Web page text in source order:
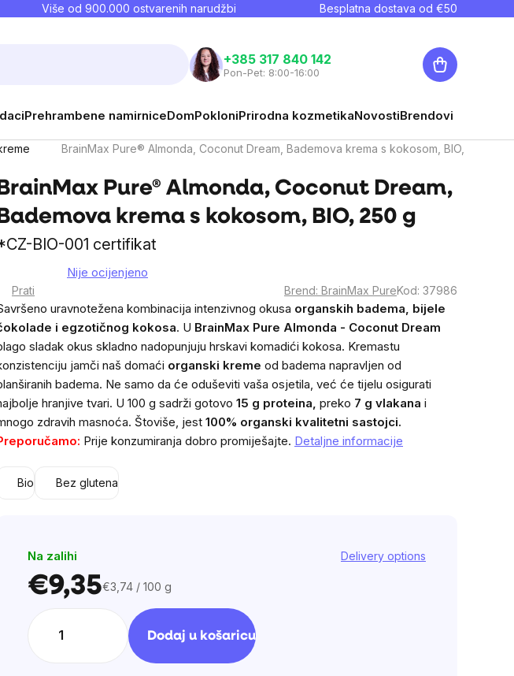
Više od 900.000 ostvarenih narudžbi Besplatna dostava od €50
+385 317 840 142
Pon-Pet: 8:00-16:00
Košarica
Prehrambene namirniceDomPokloniPrirodna kozmetikaNovostiBrendovi
BrainMax Pure® Almonda, Coconut Dream, Bademova krema s kokosom, BIO,
Pure® Almonda, Coconut Dream,
krema s kokosom, BIO, 250 g
BIO-001 certifikat
average
rating
stars.
Nije ocijenjeno
Prati Brend: BrainMax PureKod: 37986
uravnotežena kombinacija intenzivnog okusa organskih badema, bijele
i egzotičnog kokosa. U BrainMax Pure Almonda - Coconut Dream
sladak okus skladno nadopunjuju hrskavi komadići kokosa. Kremastu
jamči naš domaći organski kreme od badema napravljen od
badema. Ne samo da će oduševiti vaša osjetila, već će tijelu osigurati
hranjive tvari. U 100 g sadrži gotovo 15 g proteina, preko 7 g vlakana i
zdravih masnoća. Štoviše, jest 100% organski kvalitetni sastojci.
Prije konzumiranja dobro promiješajte. Detaljne informacije
Bio Bez glutena
Na zalihi Delivery options
€9,35 Cijena
€3,74 / 100 g
Dodaj u košaricu